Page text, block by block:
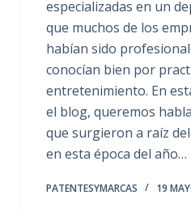
especializadas en un
que muchos de los
habían sido
conocían bien por
entretenimiento. En
el blog, queremos
que surgieron a raíz
en esta época del año…
PATENTESYMARCAS 19